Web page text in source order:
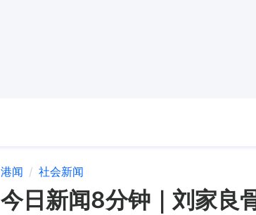
港闻 社会新闻
今日新闻8分钟｜刘家良